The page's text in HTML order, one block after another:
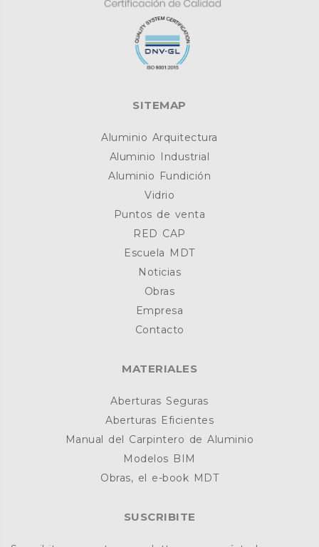
SITEMAP
Aluminio Arquitectura
Aluminio Industrial
Aluminio Fundición
Vidrio
Puntos de venta
RED CAP
Escuela MDT
Noticias
Obras
Empresa
Contacto
MATERIALES
Aberturas Seguras
Aberturas Eficientes
Manual del Carpintero de Aluminio
Modelos BIM
Obras, el e-book MDT
SUSCRIBITE